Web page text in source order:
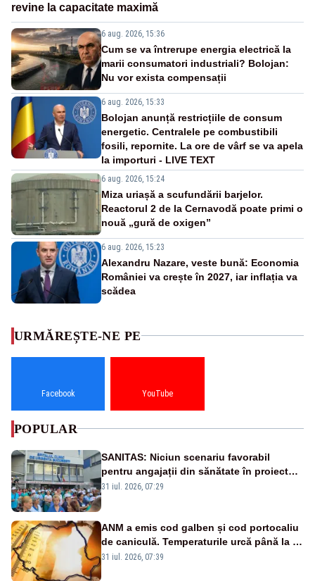
revine la capacitate maximă
6 aug. 2026, 15:36
Cum se va întrerupe energia electrică la
marii consumatori industriali? Bolojan:
Nu vor exista compensații
6 aug. 2026, 15:33
Bolojan anunță restricțiile de consum
energetic. Centralele pe combustibili
fosili, repornite. La ore de vârf se va apela
la importuri - LIVE TEXT
6 aug. 2026, 15:24
Miza uriașă a scufundării barjelor.
Reactorul 2 de la Cernavodă poate primi o
nouă „gură de oxigen”
6 aug. 2026, 15:23
Alexandru Nazare, veste bună: Economia
României va crește în 2027, iar inflația va
scădea
URMĂREȘTE-NE PE
Facebook YouTube
POPULAR
SANITAS: Niciun scenariu favorabil
pentru angajații din sănătate în proiectul
Legii salarizării
31 iul. 2026, 07:29
ANM a emis cod galben și cod portocaliu
de caniculă. Temperaturile urcă până la 38
de grade, iar nopțile devin tropicale
31 iul. 2026, 07:39